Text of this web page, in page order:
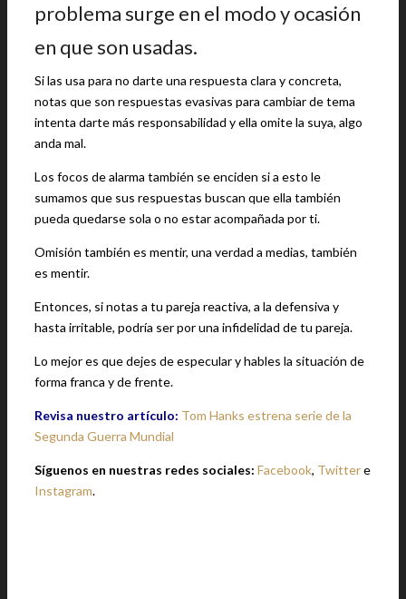
problema surge en el modo y ocasión
en que son usadas.
Si las usa para no darte una respuesta clara y concreta,
notas que son respuestas evasivas para cambiar de tema
intenta darte más responsabilidad y ella omite la suya, algo
anda mal.
Los focos de alarma también se enciden si a esto le
sumamos que sus respuestas buscan que ella también
pueda quedarse sola o no estar acompañada por ti.
Omisión también es mentir, una verdad a medias, también
es mentir.
Entonces, si notas a tu pareja reactiva, a la defensiva y
hasta irritable, podría ser por una infidelidad de tu pareja.
Lo mejor es que dejes de especular y hables la situación de
forma franca y de frente.
Revisa nuestro artículo: Tom Hanks estrena serie de la
Segunda Guerra Mundial
Síguenos en nuestras redes sociales: Facebook, Twittere
Instagram.